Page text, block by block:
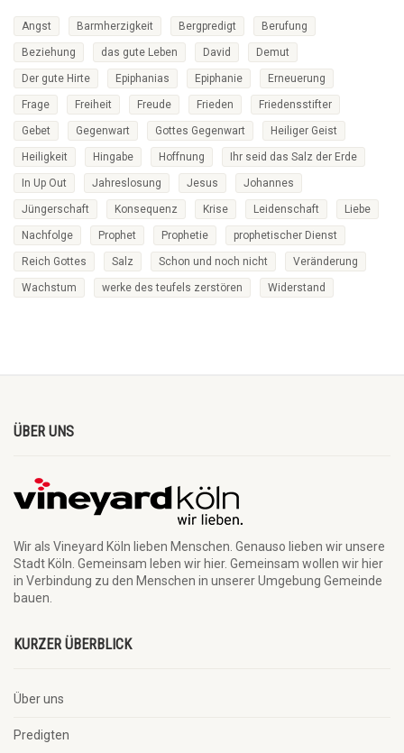
Angst Barmherzigkeit Bergpredigt Berufung
Beziehung das gute Leben David Demut
Der gute Hirte Epiphanias Epiphanie Erneuerung
Frage Freiheit Freude Frieden Friedensstifter
Gebet Gegenwart Gottes Gegenwart Heiliger Geist
Heiligkeit Hingabe Hoffnung Ihr seid das Salz der Erde
In Up Out Jahreslosung Jesus Johannes
Jüngerschaft Konsequenz Krise Leidenschaft Liebe
Nachfolge Prophet Prophetie prophetischer Dienst
Reich Gottes Salz Schon und noch nicht Veränderung
Wachstum werke des teufels zerstören Widerstand
ÜBER UNS
Wir als Vineyard Köln lieben Menschen. Genauso lieben wir unsere
Stadt Köln. Gemeinsam leben wir hier. Gemeinsam wollen wir hier
in Verbindung zu den Menschen in unserer Umgebung Gemeinde
bauen.
KURZER ÜBERBLICK
Über uns
Predigten